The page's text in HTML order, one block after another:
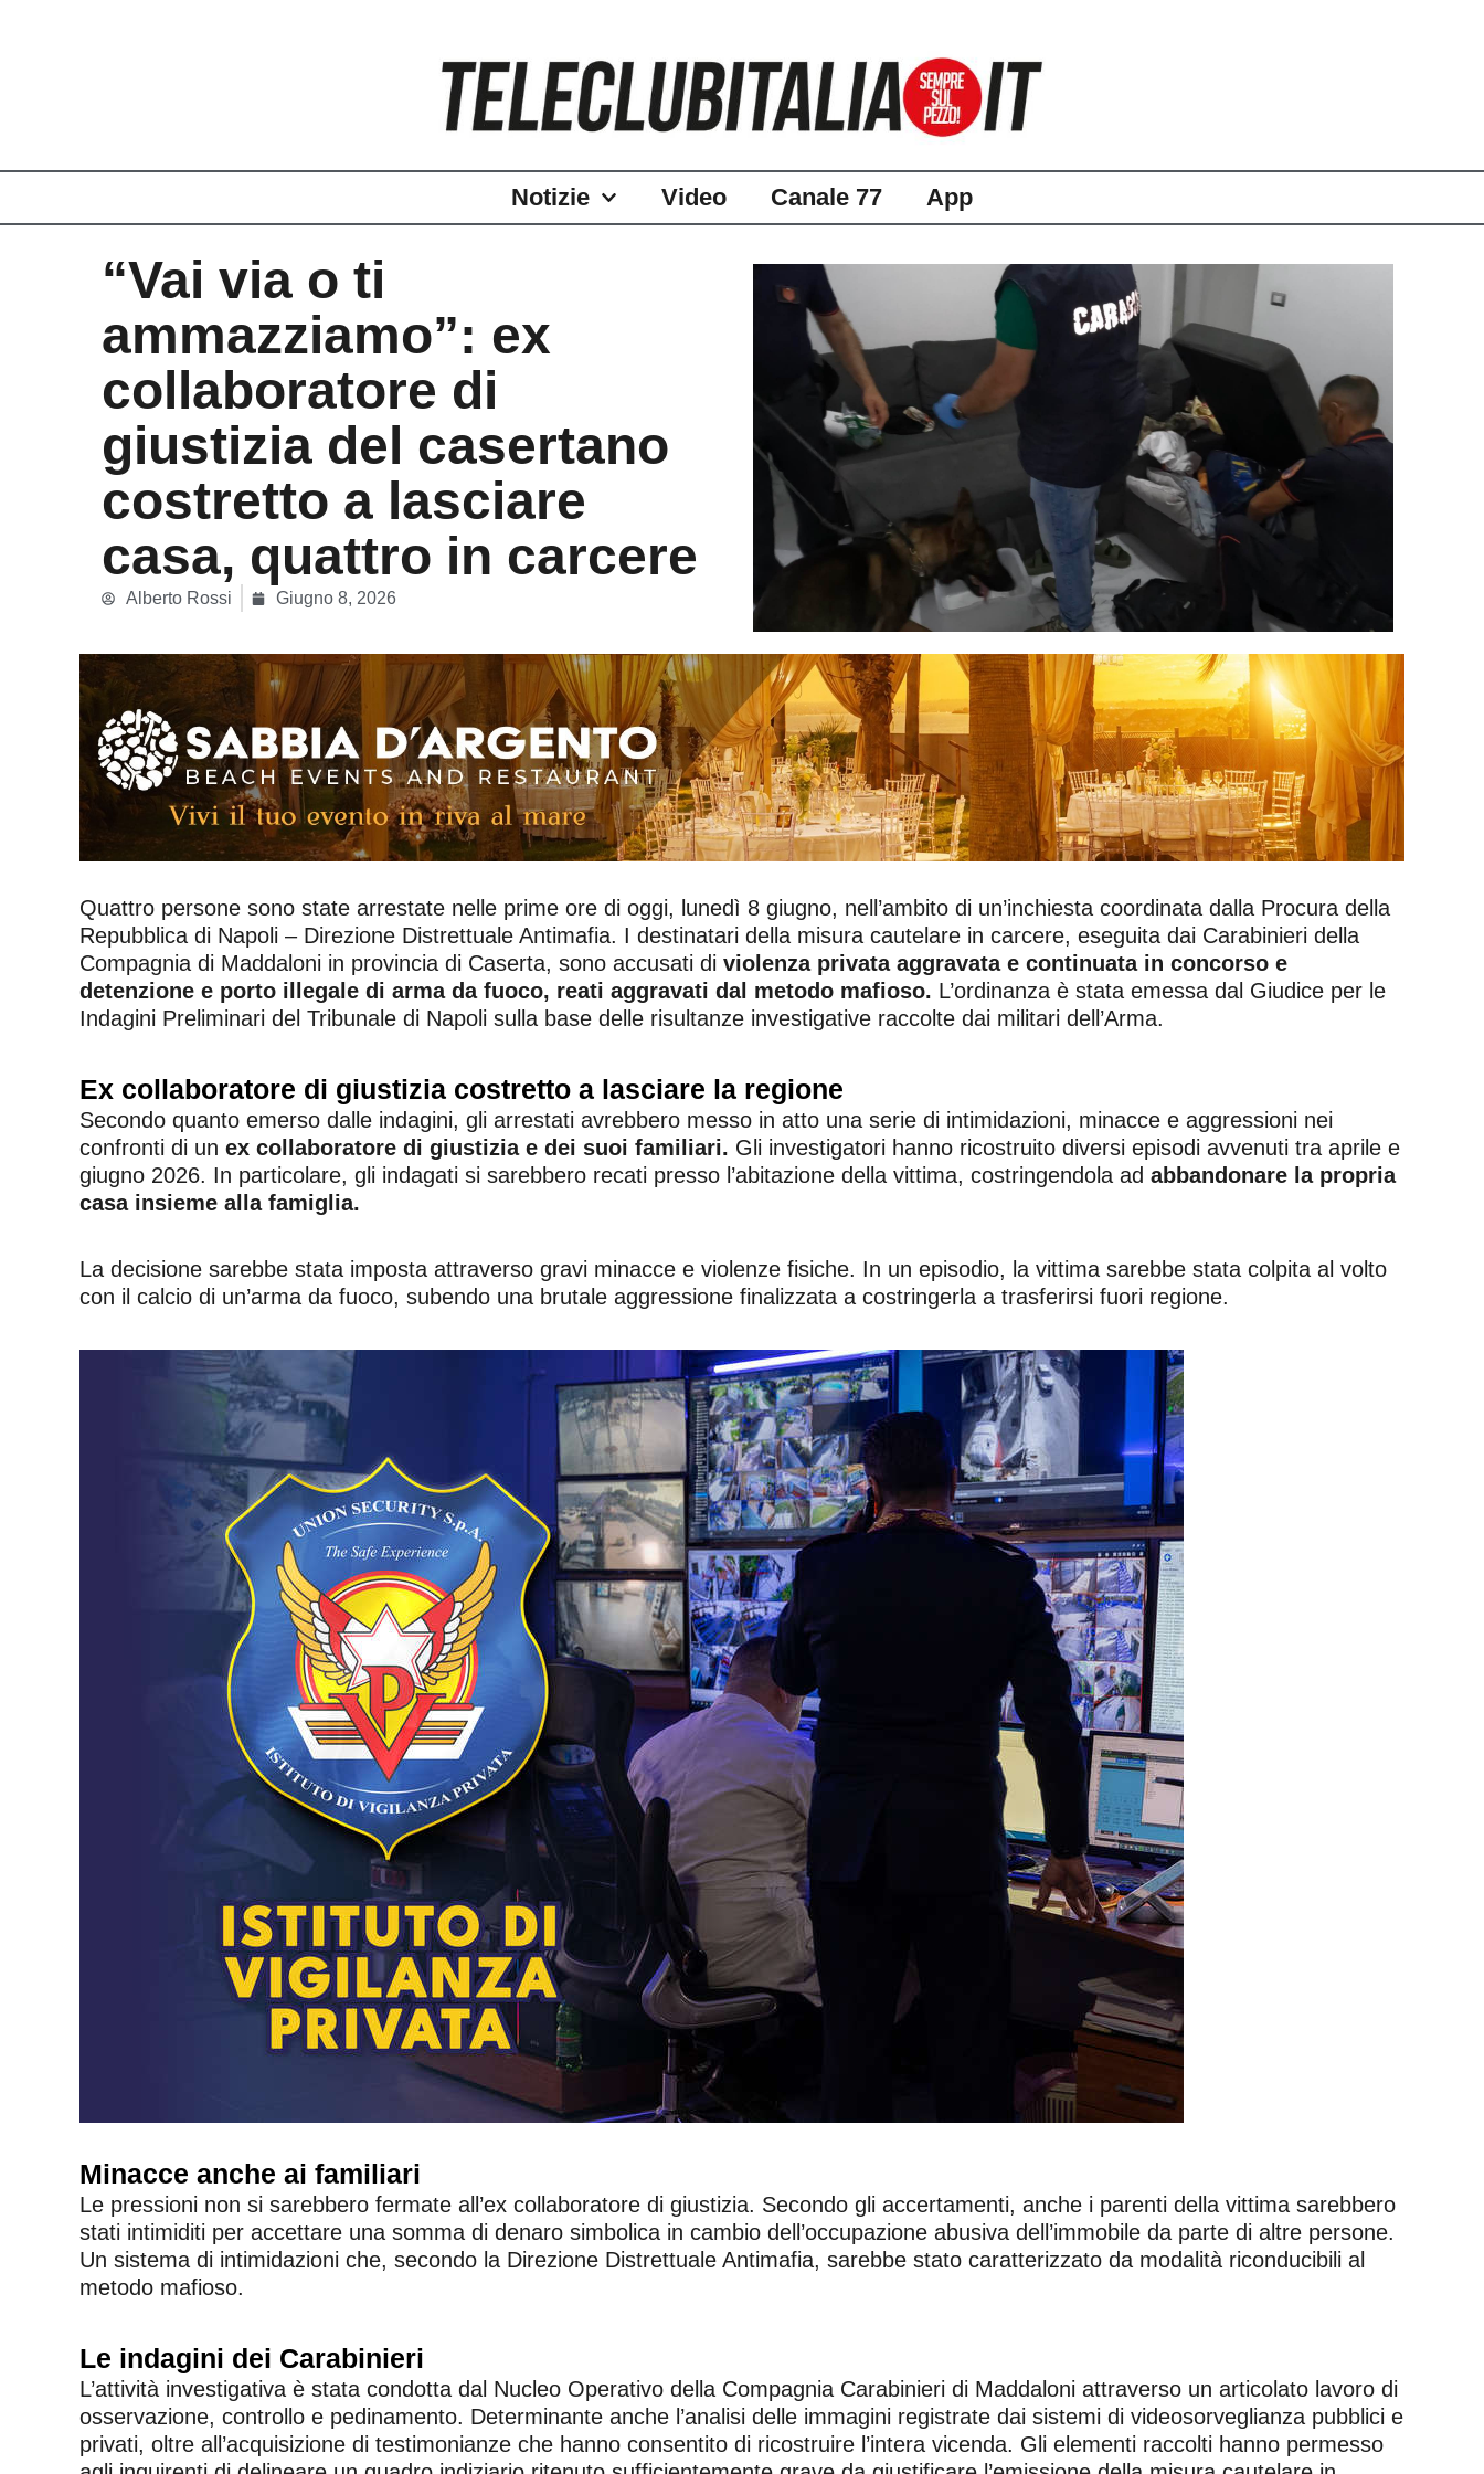
Notizie Video Canale 77 App
“Vai via o ti
ammazziamo”: ex
collaboratore di
giustizia del casertano
costretto a lasciare
casa, quattro in carcere
Alberto Rossi Giugno 8, 2026
Quattro persone sono state arrestate nelle prime ore di oggi, lunedì 8 giugno, nell’ambito di un’inchiesta coordinata dalla Procura della
Repubblica di Napoli – Direzione Distrettuale Antimafia. I destinatari della misura cautelare in carcere, eseguita dai Carabinieri della
Compagnia di Maddaloni in provincia di Caserta, sono accusati di violenza privata aggravata e continuata in concorso e
detenzione e porto illegale di arma da fuoco, reati aggravati dal metodo mafioso. L’ordinanza è stata emessa dal Giudice per le
Indagini Preliminari del Tribunale di Napoli sulla base delle risultanze investigative raccolte dai militari dell’Arma.
Ex collaboratore di giustizia costretto a lasciare la regione
Secondo quanto emerso dalle indagini, gli arrestati avrebbero messo in atto una serie di intimidazioni, minacce e aggressioni nei
confronti di un ex collaboratore di giustizia e dei suoi familiari. Gli investigatori hanno ricostruito diversi episodi avvenuti tra aprile e
giugno 2026. In particolare, gli indagati si sarebbero recati presso l’abitazione della vittima, costringendola ad abbandonare la propria
casa insieme alla famiglia.
La decisione sarebbe stata imposta attraverso gravi minacce e violenze fisiche. In un episodio, la vittima sarebbe stata colpita al volto
con il calcio di un’arma da fuoco, subendo una brutale aggressione finalizzata a costringerla a trasferirsi fuori regione.
Minacce anche ai familiari
Le pressioni non si sarebbero fermate all’ex collaboratore di giustizia. Secondo gli accertamenti, anche i parenti della vittima sarebbero
stati intimiditi per accettare una somma di denaro simbolica in cambio dell’occupazione abusiva dell’immobile da parte di altre persone.
Un sistema di intimidazioni che, secondo la Direzione Distrettuale Antimafia, sarebbe stato caratterizzato da modalità riconducibili al
metodo mafioso.
Le indagini dei Carabinieri
L’attività investigativa è stata condotta dal Nucleo Operativo della Compagnia Carabinieri di Maddaloni attraverso un articolato lavoro di
osservazione, controllo e pedinamento. Determinante anche l’analisi delle immagini registrate dai sistemi di videosorveglianza pubblici e
privati, oltre all’acquisizione di testimonianze che hanno consentito di ricostruire l’intera vicenda. Gli elementi raccolti hanno permesso